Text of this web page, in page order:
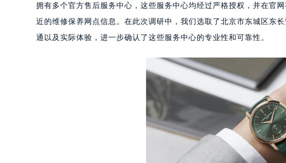
拥有多个官方售后服务中心，这些服务中心均经过严格授权，并在官
近的维修保养网点信息。在此次调研中，我们选取了北京市东城区东
通以及实际体验，进一步确认了这些服务中心的专业性和可靠性。